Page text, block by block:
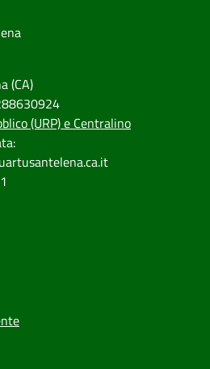
(CA)
(URP) e Centralino